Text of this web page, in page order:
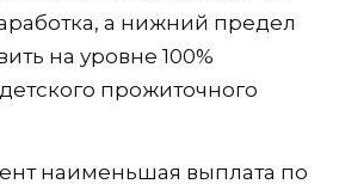
а нижний предел
на уровне 100%
прожиточного
наименьшая выплата по